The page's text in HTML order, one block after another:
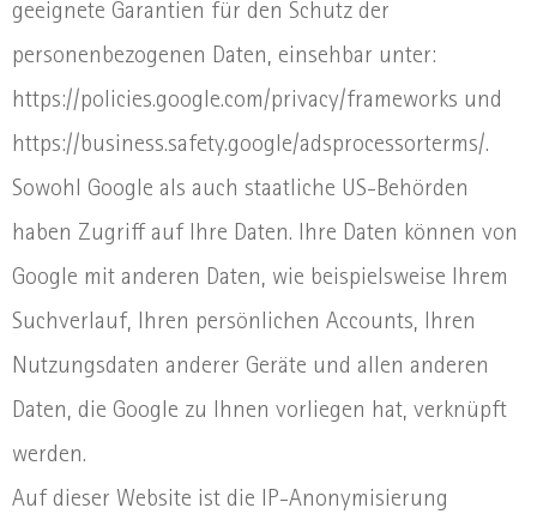
geeignete Garantien für den Schutz der
personenbezogenen Daten, einsehbar unter:
https://policies.google.com/privacy/frameworks und
https://business.safety.google/adsprocessorterms/.
Sowohl Google als auch staatliche US-Behörden
haben Zugriff auf Ihre Daten. Ihre Daten können von
Google mit anderen Daten, wie beispielsweise Ihrem
Suchverlauf, Ihren persönlichen Accounts, Ihren
Nutzungsdaten anderer Geräte und allen anderen
Daten, die Google zu Ihnen vorliegen hat, verknüpft
werden.
Auf dieser Website ist die IP-Anonymisierung